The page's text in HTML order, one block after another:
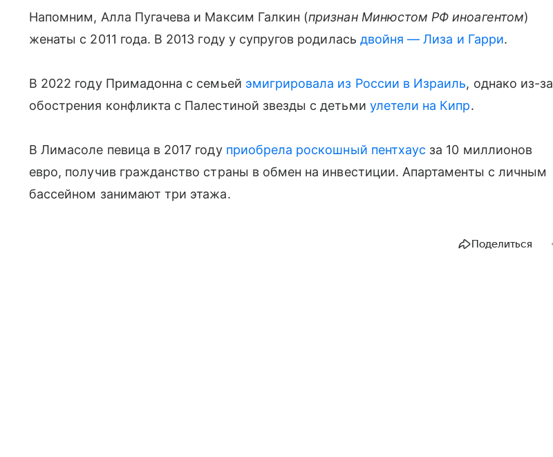
Напомним, Алла Пугачева и Максим Галкин (признан Минюстом РФ иноагентом)
женаты с 2011 года. В 2013 году у супругов родилась двойня — Лиза и Гарри.
В 2022 году Примадонна с семьей эмигрировала из России в Израиль, однако из-за
обострения конфликта с Палестиной звезды с детьми улетели на Кипр.
В Лимасоле певица в 2017 годуприобрела роскошный пентхаус за 10 миллионов
евро, получив гражданство страны в обмен на инвестиции. Апартаменты с личным
бассейном занимают три этажа.
Поделиться